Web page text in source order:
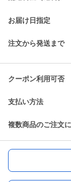
お届け日指定
注文から発送まで
クーポン利用可否
支払い方法
複数商品のご注文